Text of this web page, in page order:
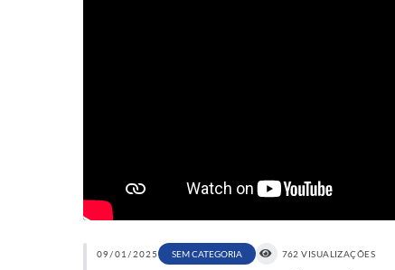
09/01/2025 SEM CATEGORIA 762 VISUALIZAÇÕES